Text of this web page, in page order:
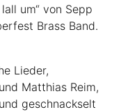
um“ von Sepp
Brass Band.
Lieder,
Matthias Reim,
geschnackselt